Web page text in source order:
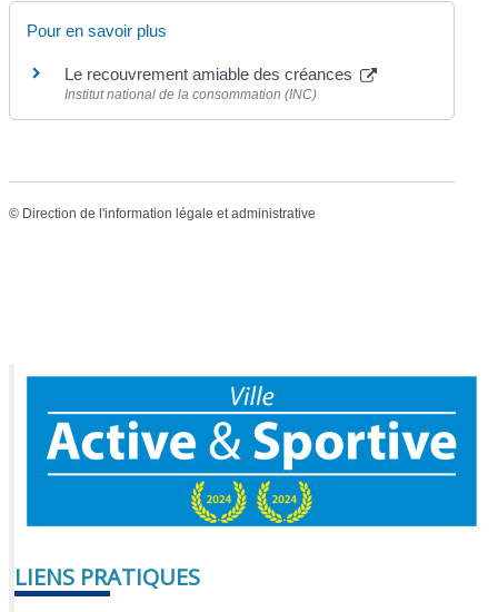
Pour en savoir plus
Le recouvrement amiable des créances
Institut national de la consommation (INC)
© Direction de l'information légale et administrative
LIENS PRATIQUES